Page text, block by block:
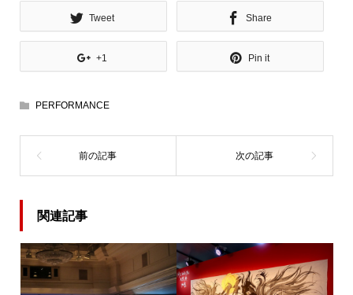
Tweet Share
+1 Pin it
PERFORMANCE
関連記事